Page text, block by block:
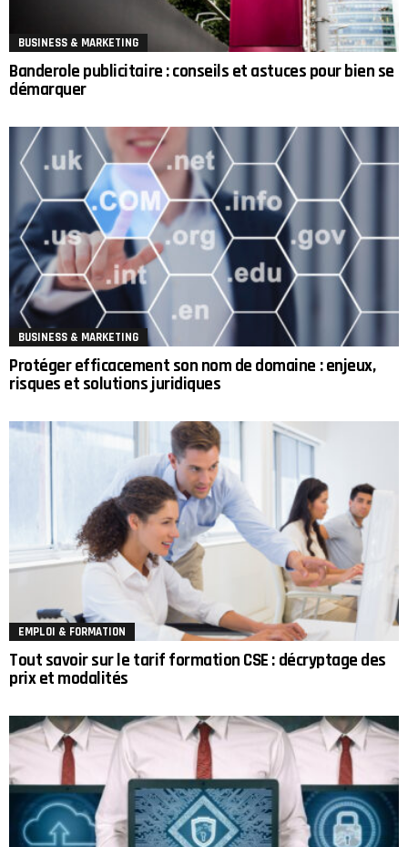
BUSINESS & MARKETING
Banderole publicitaire : conseils et astuces pour bien se
démarquer
BUSINESS & MARKETING
Protéger efficacement son nom de domaine : enjeux,
risques et solutions juridiques
EMPLOI & FORMATION
Tout savoir sur le tarif formation CSE : décryptage des
prix et modalités